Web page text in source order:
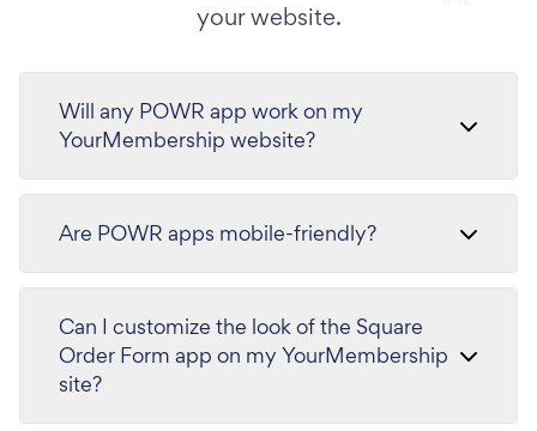
your website.
Will any POWR app work on my
YourMembership website?
Are POWR apps mobile-friendly?
Can I customize the look of the Square
Order Form app on my YourMembership
site?